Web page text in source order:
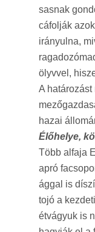
sasnak
cáfolják
irányulna,
ölyvvel,
A
hazai
Élőhelye,
Több alfaja
apró
ággal is
tojó a
étvágyuk is